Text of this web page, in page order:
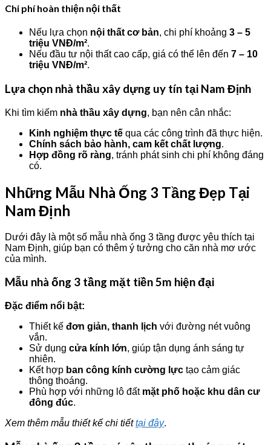
Chi phí hoàn thiện nội thất
Nếu lựa chọn nội thất cơ bản, chi phí khoảng 3 – 5
triệu VNĐ/m².
Nếu đầu tư nội thất cao cấp, giá có thể lên đến 7 – 10
triệu VNĐ/m².
Lựa chọn nhà thầu xây dựng uy tín tại Nam Định
Khi tìm kiếm nhà thầu xây dựng, bạn nên cân nhắc:
Kinh nghiệm thực tế qua các công trình đã thực hiện.
Chính sách bảo hành, cam kết chất lượng.
Hợp đồng rõ ràng, tránh phát sinh chi phí không đáng
có.
Những Mẫu Nhà Ống 3 Tầng Đẹp Tại
Nam Định
Dưới đây là một số mẫu nhà ống 3 tầng được yêu thích tại
Nam Định, giúp bạn có thêm ý tưởng cho căn nhà mơ ước
của mình.
Mẫu nhà ống 3 tầng mặt tiền 5m hiện đại
Đặc điểm nổi bật:
Thiết kế đơn giản, thanh lịch với đường nét vuông
vắn.
Sử dụng cửa kính lớn, giúp tận dụng ánh sáng tự
nhiên.
Kết hợp ban công kính cường lực tạo cảm giác
thông thoáng.
Phù hợp với những lô đất mặt phố hoặc khu dân cư
đông đúc.
Xem thêm mẫu thiết kế chi tiếttại đây.